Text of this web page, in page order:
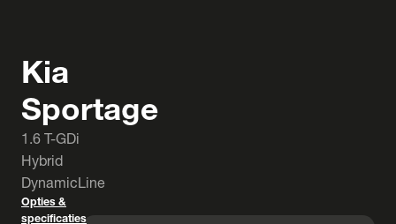
Kia
Sportage
1.6 T-GDi
Hybrid
DynamicLine
Opties &
specificaties